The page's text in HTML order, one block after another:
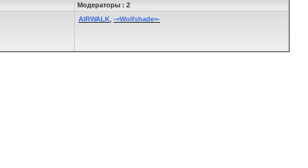
Модераторы : 2
AIRWALK -=Wolfshade=-